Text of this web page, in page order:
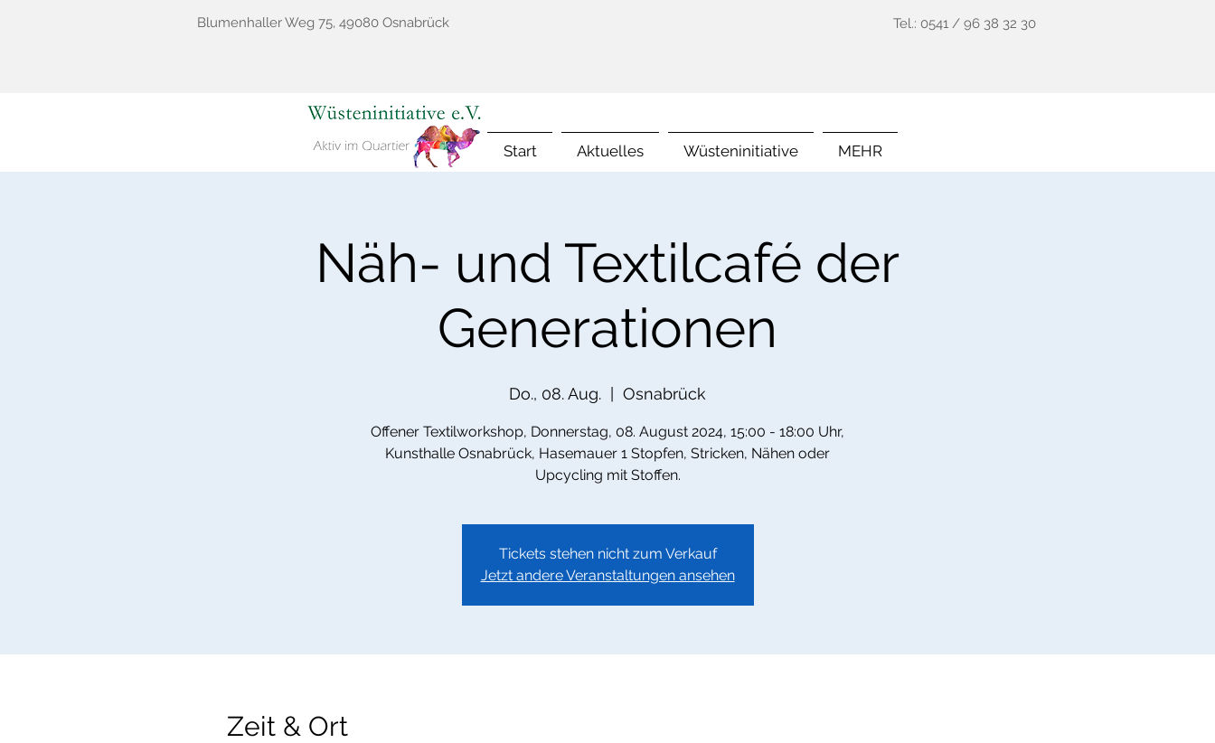
Blumenhaller Weg 75, 49080 Osnabrück Tel.: 0541 / 96 38 32 30
Start Aktuelles Wüsteninitiative MEHR
Näh- und Textilcafé der
Generationen
Do., 08. Aug. Osnabrück
Offener Textilworkshop, Donnerstag, 08. August 2024, 15:00 - 18:00 Uhr,
Kunsthalle Osnabrück, Hasemauer 1 Stopfen, Stricken, Nähen oder
Upcycling mit Stoffen.
Tickets stehen nicht zum Verkauf
Jetzt andere Veranstaltungen ansehen
Zeit & Ort